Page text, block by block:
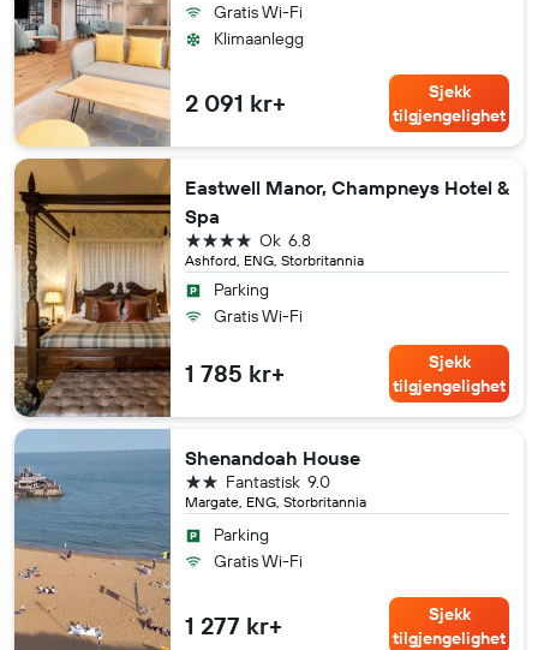
Gratis Wi-Fi
Klimaanlegg
2 091 kr+
Sjekk
tilgjengelighet
Eastwell Manor, Champneys Hotel &
Spa
Ashford, ENG, Storbritannia
6.8
Ok
4 stjerner
Parking
Gratis Wi-Fi
1 785 kr+
Sjekk
tilgjengelighet
Shenandoah House
Margate, ENG, Storbritannia
9.0
Fantastisk
2 stjerner
Parking
Gratis Wi-Fi
1 277 kr+
Sjekk
tilgjengelighet